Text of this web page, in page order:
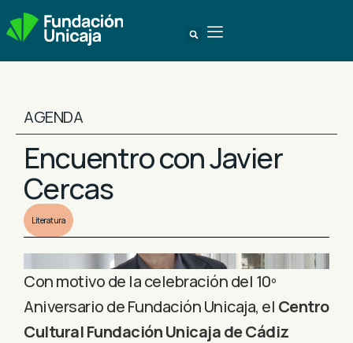
AGENDA
Encuentro con Javier
Cercas
Literatura
Con motivo de la celebración del 10º
Aniversario de Fundación Unicaja, el Centro
Cultural Fundación Unicaja de Cádiz